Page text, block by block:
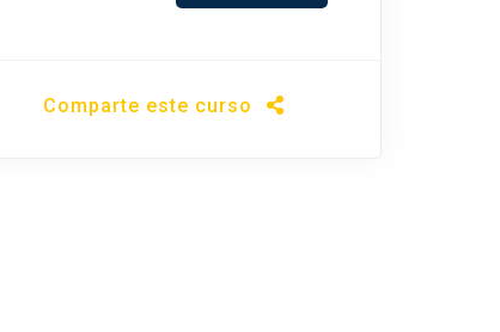
Comparte este curso